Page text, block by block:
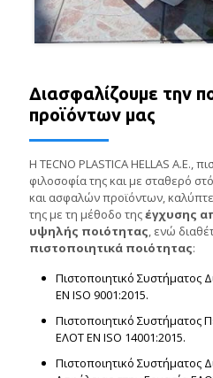
Διασφαλίζουμε την
προϊόντων μας
Η TECNO PLASTICA HELLAS Α.Ε.,
φιλοσοφία της και με σταθερό
και ασφαλών προϊόντων,
της με τη μέθοδο τηςέγχυσης
υψηλής ποιότητας, ενώ
πιστοποιητικά ποιότητας:
Πιστοποιητικό Συστήματος
ΕΝ ISO 9001:2015.
Πιστοποιητικό Συστήματος
ΕΛΟΤ ΕΝ ISO 14001:2015.
Πιστοποιητικό Συστήματος